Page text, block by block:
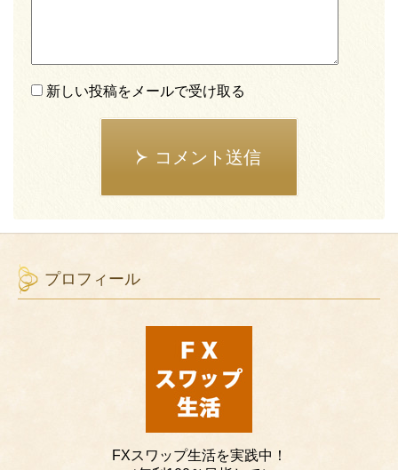
新しい投稿をメールで受け取る
コメント送信
プロフィール
FXスワップ生活を実践中！